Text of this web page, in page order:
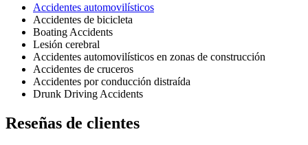
Accidentes automovilísticos
Accidentes de bicicleta
Boating Accidents
Lesión cerebral
Accidentes automovilísticos en zonas de construcción
Accidentes de cruceros
Accidentes por conducción distraída
Drunk Driving Accidents
Reseñas de clientes